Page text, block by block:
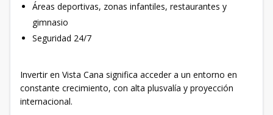
Áreas deportivas, zonas infantiles, restaurantes y
gimnasio
Seguridad 24/7
Invertir en Vista Cana significa acceder a un entorno en
constante crecimiento, con alta plusvalía y proyección
internacional.